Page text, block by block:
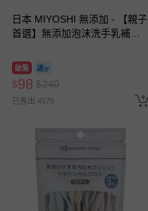
日本 MIYOSHI 無添加 - 【親子
首選】無添加泡沫洗手乳補充
破盤
$98 $240
已售出 4575